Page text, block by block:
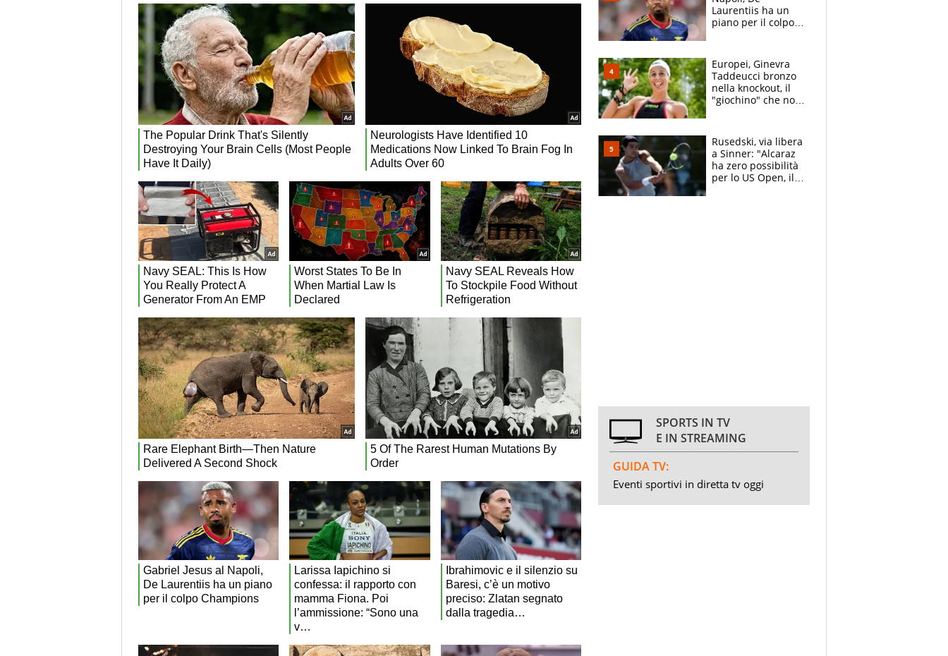
Laurentiis ha un
piano per il colpo
Lucca
Europei, Ginevra
Taddeucci bronzo
nella knockout, il
"giochino" che non
Rusedski, via libera
a Sinner: "Alcaraz
ha zero possibilità
per lo US Open, il
SPORTS IN TV
E IN STREAMING
GUIDA TV:
Eventi sportivi in diretta tv oggi